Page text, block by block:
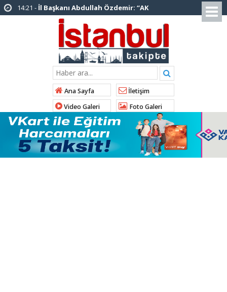
14:20 - Şadi Yazıcı, “Silivri’den alınan talimatla
hakkımda karalama kampanyası yürütülüyor”
AK Parti’ye katılan ilçe belediye
başkanlarından İl Başkanı Özdemir’e ziyaret
Tuzla Belediye Başkanı Eren Ali
Bingöl’den İBB’ye tepki
İstanbul Emniyet Müdürlüğünden
“Gök Kubbe’de, Mavi Vatan’da, Şanlı Topraklarda:
İstanbul Emniyeti Her Yerde” paylaşımı
19:26 -Çekmeköy Belediye Başkanı Orhan
Çerkez AK Parti’ye katıldı
Ana Sayfa
İletişim
Video Galeri
Foto Galeri